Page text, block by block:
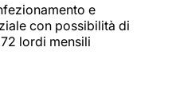
e
con possibilità di
lordi mensili